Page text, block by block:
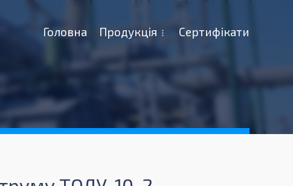
Головна Продукція Сертифікати